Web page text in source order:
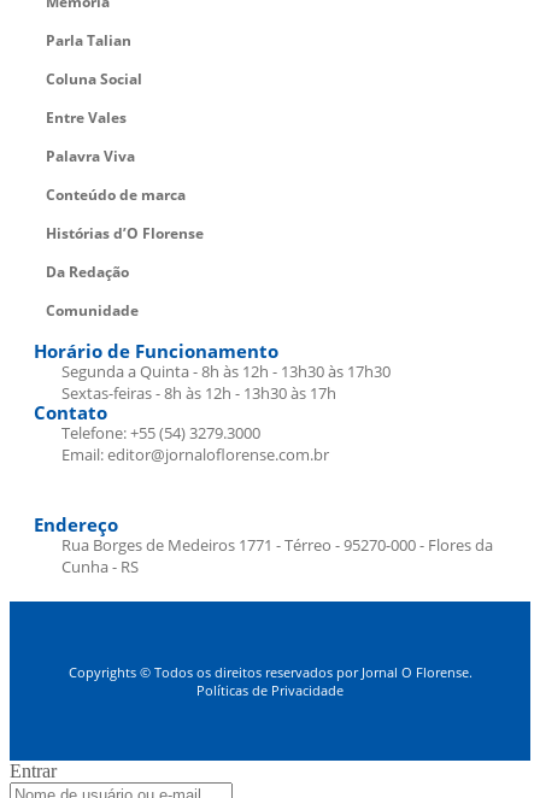
Parla Talian
Coluna Social
Entre Vales
Palavra Viva
Conteúdo de marca
Histórias d’O Florense
Da Redação
Comunidade
Horário de Funcionamento
Segunda a Quinta - 8h às 12h - 13h30 às 17h30
Sextas-feiras - 8h às 12h - 13h30 às 17h
Contato
Telefone: +55 (54) 3279.3000
Email: editor@jornaloflorense.com.br
Endereço
Rua Borges de Medeiros 1771 - Térreo - 95270-000 - Flores da
Cunha - RS
Copyrights © Todos os direitos reservados por Jornal O Florense.
Políticas de Privacidade
Entrar